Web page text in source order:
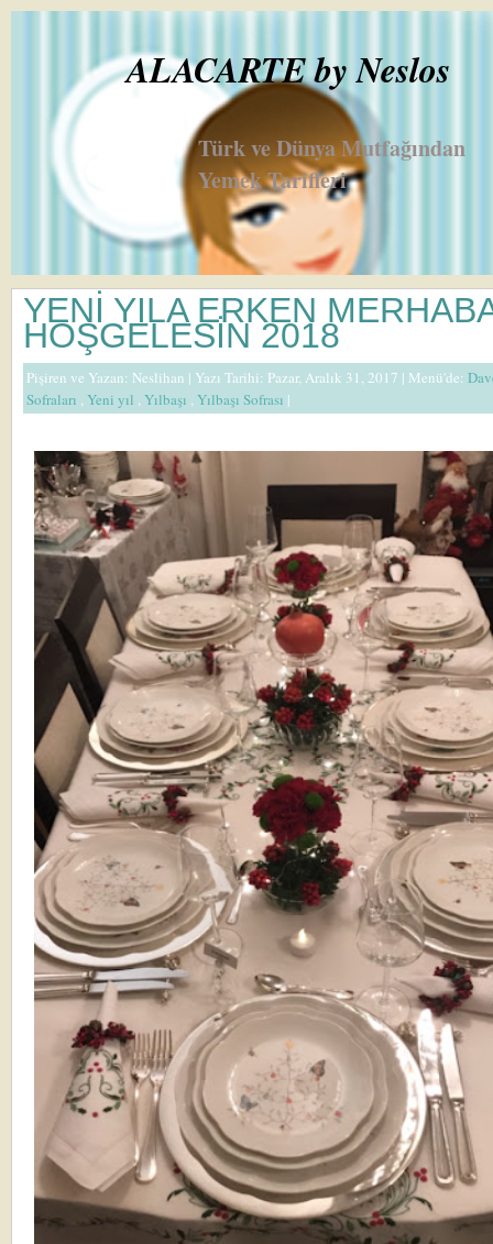
ALACARTE by Neslos
Türk ve Dünya Mutfağından
Yemek Tarifleri
YENİ YILA ERKEN
HOŞGELESİN 2018
Pişiren ve Yazan: Neslihan | Yazı Tarihi: Pazar, Aralık 31, 2017 | Menü'de:
Sofraları ,Yeni yıl ,Yılbaşı ,Yılbaşı Sofrası |